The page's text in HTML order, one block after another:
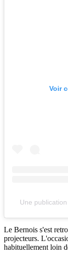
Voir
Une
Le Bernois s'est
projecteurs.
habituellement loin